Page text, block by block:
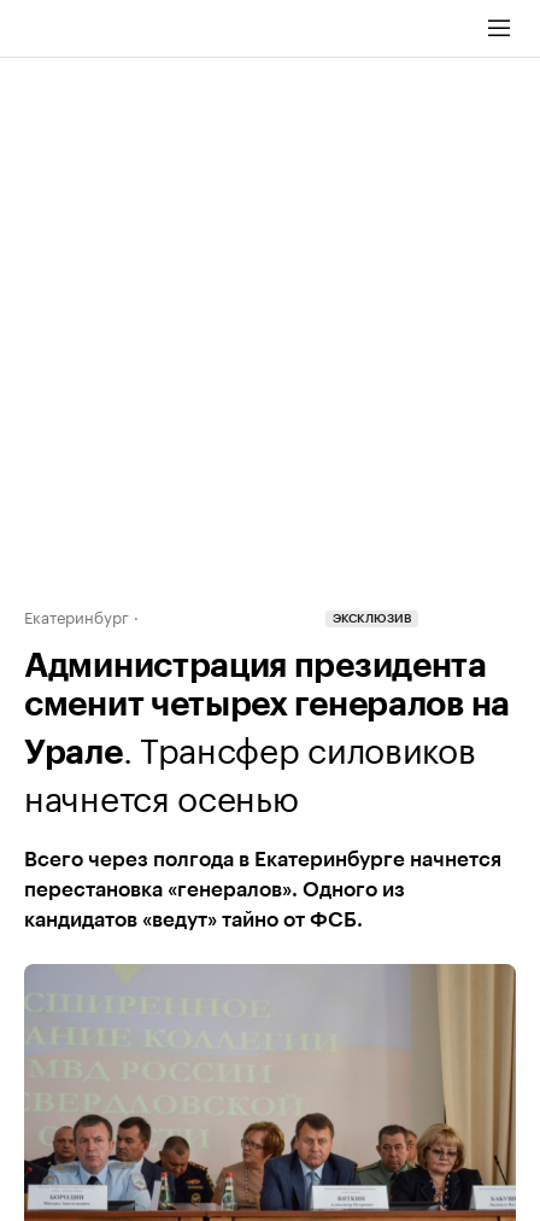
Екатеринбург ЭКСКЛЮЗИВ
Администрация президента
сменит четырех генералов на
Урале. Трансфер силовиков
начнется осенью
Всего через полгода в Екатеринбурге начнется
перестановка «генералов». Одного из
кандидатов «ведут» тайно от ФСБ.